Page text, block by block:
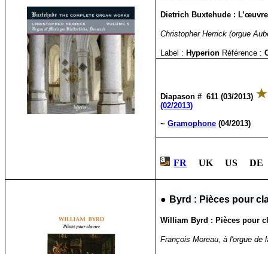
Dietrich Buxtehude :
Christopher Herrick (orgue
Label : Hyperion Référence :
Diapason # 611 (03/2013)
(02/2013)
~Gramophone (04/2013)
FR UK US
● Byrd : Pièces pour
William Byrd : Pièces pour
François Moreau, à l'orgue de